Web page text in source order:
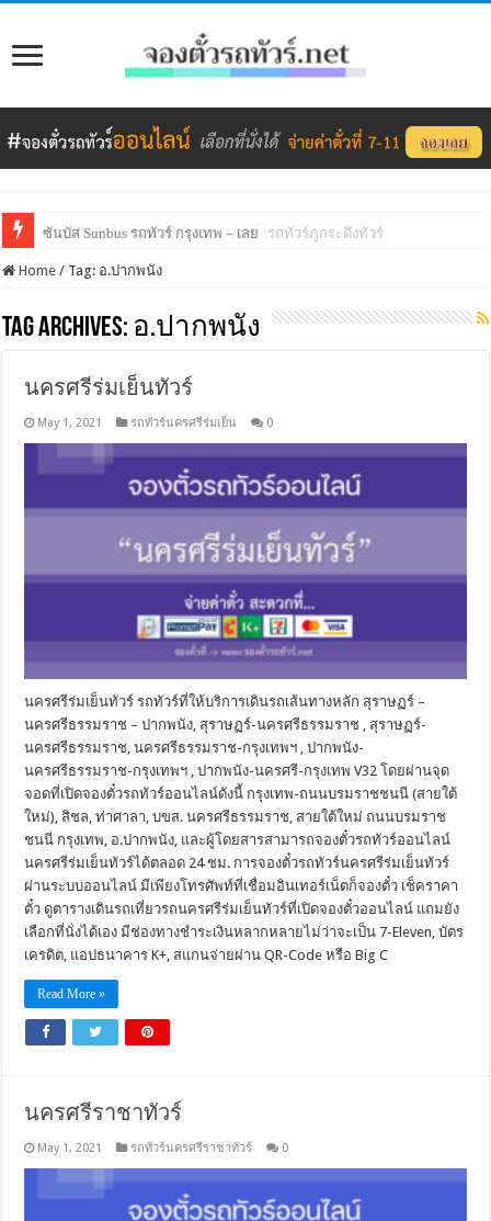
ซันบัส Sunbus รถทัวร์ กรุงเทพ – เลย
ภูกระดึงทัวร์ (กรุงเทพ – เลย) – จองตั๋วรถทัวร์ภูกระดึงทัวร์
Home / Tag: อ.ปากพนัง
Tag Archives: อ.ปากพนัง
นครศรีร่มเย็นทัวร์
May 1, 2021 รถทัวร์นครศรีร่มเย็น 0
นครศรีร่มเย็นทัวร์ รถทัวร์ที่ให้บริการเดินรถเส้นทางหลัก สุราษฏร์ –
นครศรีธรรมราช – ปากพนัง, สุราษฏร์-นครศรีธรรมราช , สุราษฏร์-
นครศรีธรรมราช, นครศรีธรรมราช-กรุงเทพฯ , ปากพนัง-
นครศรีธรรมราช-กรุงเทพฯ , ปากพนัง-นครศรี-กรุงเทพ V32 โดยผ่านจุด
จอดที่เปิดจองตั๋วรถทัวร์ออนไลน์ดังนี้ กรุงเทพ-ถนนบรมราชชนนี (สายใต้
ใหม่), สิชล, ท่าศาลา, บขส. นครศรีธรรมราช, สายใต้ใหม่ ถนนบรมราช
ชนนี กรุงเทพ, อ.ปากพนัง, และผู้โดยสารสามารถจองตั๋วรถทัวร์ออนไลน์
นครศรีร่มเย็นทัวร์ได้ตลอด 24 ชม. การจองตั๋วรถทัวร์นครศรีร่มเย็นทัวร์
ผ่านระบบออนไลน์ มีเพียงโทรศัพท์ที่เชื่อมอินเทอร์เน็ตก็จองตั๋ว เช็คราคา
ตั๋ว ดูตารางเดินรถเที่ยวรถนครศรีร่มเย็นทัวร์ที่เปิดจองตั๋วออนไลน์ แถมยัง
เลือกที่นั่งได้เอง มีช่องทางชำระเงินหลากหลายไม่ว่าจะเป็น 7-Eleven, บัตร
เครดิต, แอปธนาคาร K+, สแกนจ่ายผ่าน QR-Code หรือ Big C
Read More »
นครศรีราชาทัวร์
May 1, 2021 รถทัวร์นครศรีราชาทัวร์ 0